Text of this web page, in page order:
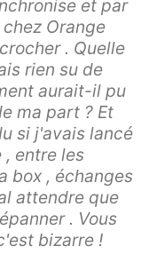
et par
Orange
. Quelle
rien su de
aurait-il pu
ma part ? Et
si j'avais lancé
, entre les
box , échanges
attendre que
. Vous
bizarre !